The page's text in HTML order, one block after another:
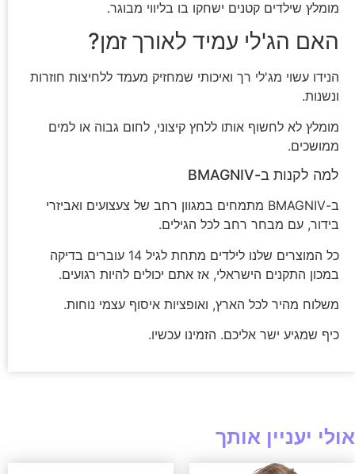
מומלץ שילדים קטנים ישחקו בו בליווי מבוגר.
האם הג'לי עמיד לאורך זמן?
הנידו עשוי מג'לי רך ואיכותי שמחזיק מעמד ללחיצות חוזרות
ונשנות.
מומלץ לא לחשוף אותו ללחץ קיצוני, לחום גבוה או למים
ממושכים.
למה לקנות ב-BMAGNIV
ב-BMAGNIV מתמחים במגוון רחב של צעצועים ואביזרי
בידור, עם מבחר רחב לכל הגילים.
כל המוצרים שלנו לילדים מתחת לגיל 14 עוברים בדיקה
במכון התקנים הישראלי, אז אתם יכולים להיות רגועים.
משלוח מהיר לכל הארץ, ואופציות איסוף עצמי נוחות.
כיף שמגיע ישר אליכם. הזמינו עכשיו.
אולי יעניין אותך